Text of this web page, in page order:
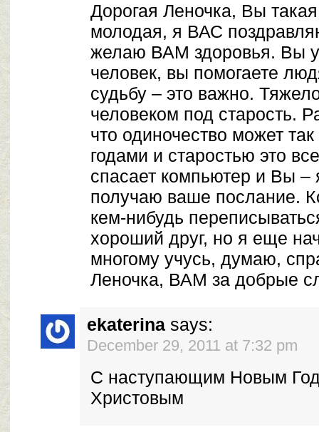
Дорогая Леночка, Вы
молодая, я ВАС
желаю ВАМ здоровья. Вы
человек, вы помогаете
судьбу – это важно.
человеком под старость.
что одиночество может так
годами и старостью это
спасает компьютер и Вы –
получаю ваше послание.
кем-нибудь
хороший друг, но я еще
многому учусь, думаю,
Леночка, ВАМ за добрые
ekaterina says:
December 29, 2011 at 7:32 pm
С наступающим Новым
Христовым